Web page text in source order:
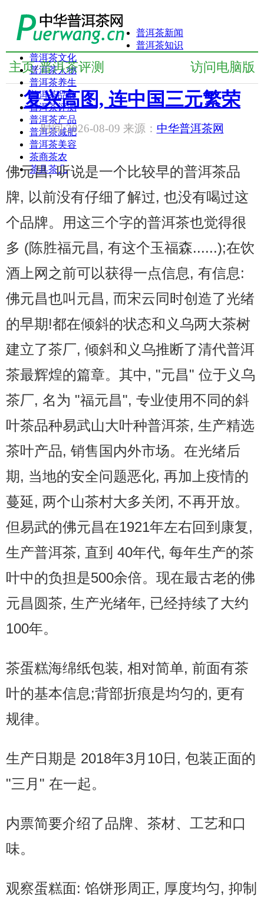
普洱茶新闻
普洱茶知识
普洱茶文化
普洱茶人物
普洱茶养生
普洱茶品牌
普洱茶评测
普洱茶产品
普洱茶减肥
普洱茶美容
茶商茶农
茶具茶几
访问电脑版
主页/ 普洱茶评测
复兴高图, 连中国三元繁荣
时间:2026-08-09 来源： 中华普洱茶网
佛元昌, 听说是一个比较早的普洱茶品
牌, 以前没有仔细了解过, 也没有喝过这
个品牌。用这三个字的普洱茶也觉得很
多 (陈胜福元昌, 有这个玉福森......);在饮
酒上网之前可以获得一点信息, 有信息:
佛元昌也叫元昌, 而宋云同时创造了光绪
的早期!都在倾斜的状态和义乌两大茶树
建立了茶厂, 倾斜和义乌推断了清代普洱
茶最辉煌的篇章。其中, "元昌" 位于义乌
茶厂, 名为 "福元昌", 专业使用不同的斜
叶茶品种易武山大叶种普洱茶, 生产精选
茶叶产品, 销售国内外市场。在光绪后
期, 当地的安全问题恶化, 再加上疫情的
蔓延, 两个山茶村大多关闭, 不再开放。
但易武的佛元昌在1921年左右回到康复,
生产普洱茶, 直到 40年代, 每年生产的茶
叶中的负担是500余倍。现在最古老的佛
元昌圆茶, 生产光绪年, 已经持续了大约
100年。
茶蛋糕海绵纸包装, 相对简单, 前面有茶
叶的基本信息;背部折痕是均匀的, 更有
规律。
生产日期是 2018年3月10日, 包装正面的
"三月" 在一起。
内票简要介绍了品牌、茶材、工艺和口
味。
观察蛋糕面: 馅饼形周正, 厚度均匀, 抑制